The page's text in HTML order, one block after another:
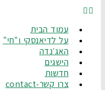
עמוד הבית
על לדיאנסקי ו"חי"
האג׳נדה
הישגים
חדשות
צרו קשר-contact